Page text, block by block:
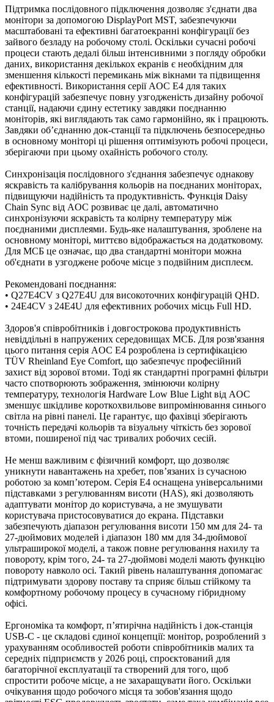
Підтримка послідовного підключення дозволяє з'єднати два
монітори за допомогою DisplayPort MST, забезпечуючи
масштабовані та ефективні багатоекранні конфігурації без
зайвого безладу на робочому столі. Оскільки сучасні робочі
процеси стають дедалі більш інтенсивними з погляду обробки
даних, використання декількох екранів є необхідним для
зменшення кількості перемикань між вікнами та підвищення
ефективності. Використання серії AOC E4 для таких
конфігурацій забезпечує повну узгодженість дизайну робочої
станції, надаючи єдину естетику завдяки поєднанню
моніторів, які виглядають так само гармонійно, як і працюють.
Завдяки об’єднанню док-станції та підключень безпосередньо
в основному моніторі ці рішення оптимізують робочі процеси,
зберігаючи при цьому охайність робочого столу.
Синхронізація послідовного з'єднання забезпечує однакову
яскравість та калібрування кольорів на поєднаних моніторах,
підвищуючи надійність та продуктивність. Функція Daisy
Chain Sync від AOC розвиває це далі, автоматично
синхронізуючи яскравість та колірну температуру між
поєднаними дисплеями. Будь-яке налаштування, зроблене на
основному моніторі, миттєво відображається на додатковому.
Для МСБ це означає, що два стандартні монітори можна
об'єднати в узгоджене робоче місце з подвійним дисплеєм.
Рекомендовані поєднання:
• Q27E4CV з Q27E4U для високоточних конфігурацій QHD.
• 24E4CV з 24E4U для ефективних робочих місць Full HD.
Здоров'я співробітників і довгострокова продуктивність
невіддільні в напружених середовищах МСБ. Для розв'язання
цього питання серія AOC E4 розроблена із сертифікацією
TÜV Rheinland Eye Comfort, що забезпечує професійний
захист від зорової втоми. Тоді як стандартні програмні фільтри
часто спотворюють зображення, змінюючи колірну
температуру, технологія Hardware Low Blue Light від AOC
зменшує шкідливе короткохвильове випромінювання синього
світла на рівні панелі. Це гарантує, що фахівці зберігають
точність передачі кольорів та візуальну чіткість без зорової
втоми, поширеної під час тривалих робочих сесій.
Не менш важливим є фізичний комфорт, що дозволяє
уникнути навантажень на хребет, пов’язаних із сучасною
роботою за комп’ютером. Серія E4 оснащена універсальними
підставками з регулюванням висоти (HAS), які дозволяють
адаптувати монітор до користувача, а не змушувати
користувача пристосовуватися до екрана. Підставки
забезпечують діапазон регулювання висоти 150 мм для 24- та
27-дюймових моделей і діапазон 180 мм для 34-дюймової
ультраширокої моделі, а також повне регулювання нахилу та
повороту, крім того, 24- та 27-дюймові моделі мають функцію
повороту навколо осі. Такий рівень налаштування допомагає
підтримувати здорову поставу та сприяє більш стійкому та
комфортному робочому процесу в сучасному гібридному
офісі.
Ергономіка та комфорт, п’ятирічна надійність і док-станція
USB-C - це складові єдиної концепції: монітор, розроблений з
урахуванням особливостей роботи співробітників малих та
середніх підприємств у 2026 році, спроєктований для
багаторічної експлуатації та створений для того, щоб
спростити робоче місце, а не захаращувати його. Оскільки
очікування щодо робочого місця та зобов'язання щодо